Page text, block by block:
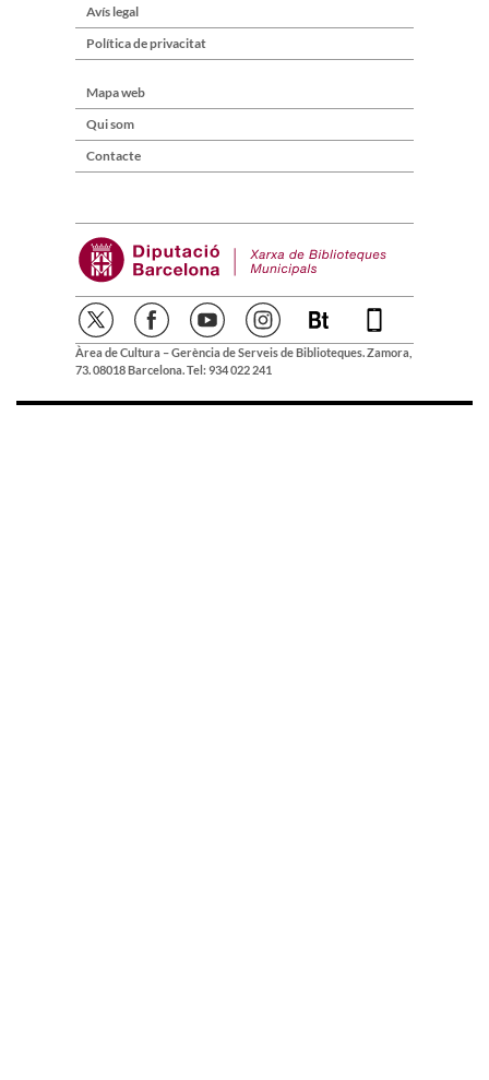
Avís legal
Política de privacitat
Mapa web
Qui som
Contacte
Àrea de Cultura – Gerència de Serveis de Biblioteques. Zamora,
73. 08018 Barcelona. Tel: 934 022 241